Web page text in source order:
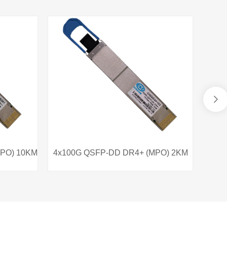
QSFP-DD DR4+ (MPO) 2KM 800G QSFP-DD